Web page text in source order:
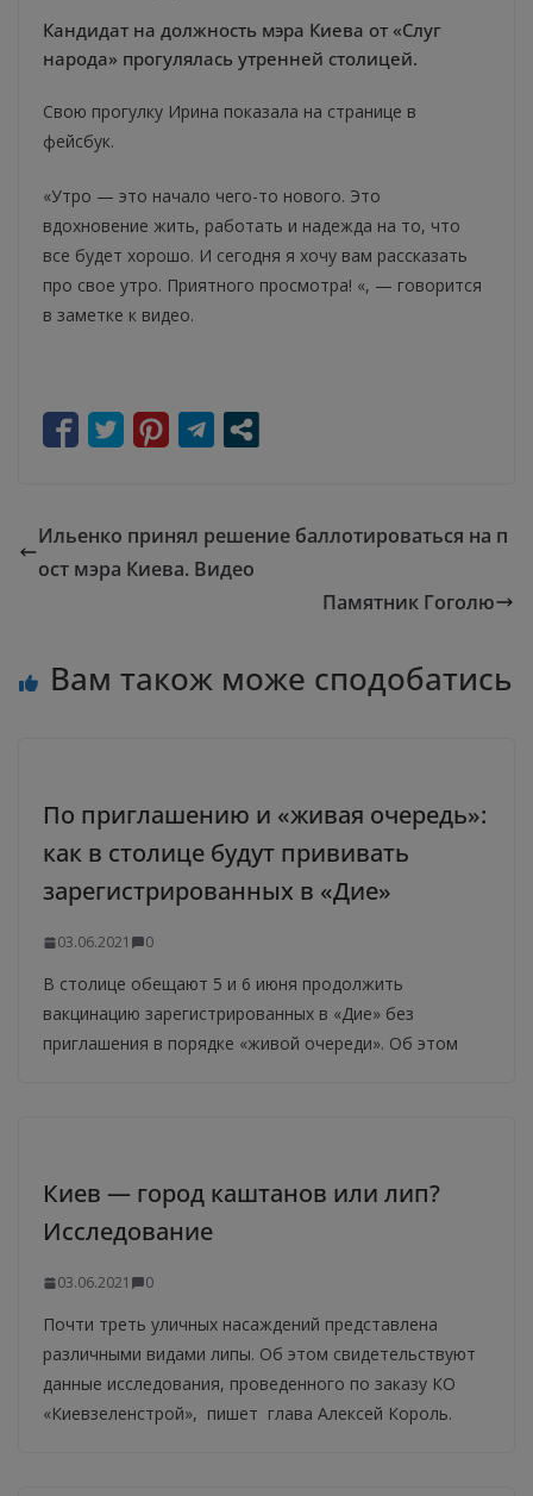
Кандидат на должность мэра Киева от «Слуг
народа» прогулялась утренней столицей.
Свою прогулку Ирина показала на странице в
фейсбук.
«Утро — это начало чего-то нового. Это
вдохновение жить, работать и надежда на то, что
все будет хорошо. И сегодня я хочу вам рассказать
про свое утро. Приятного просмотра! «, — говорится
в заметке к видео.
Ильенко принял решение баллотироваться на п
ост мэра Киева. Видео
Памятник Гоголю
Вам також може сподобатись
По приглашению и «живая очередь»:
как в столице будут прививать
зарегистрированных в «Дие»
03.06.2021 0
В столице обещают 5 и 6 июня продолжить
вакцинацию зарегистрированных в «Дие» без
приглашения в порядке «живой очереди». Об этом
Киев — город каштанов или лип?
Исследование
03.06.2021 0
Почти треть уличных насаждений представлена ​​
различными видами липы. Об этом свидетельствуют
данные исследования, проведенного по заказу КО
«Киевзеленстрой», пишет глава Алексей Король.